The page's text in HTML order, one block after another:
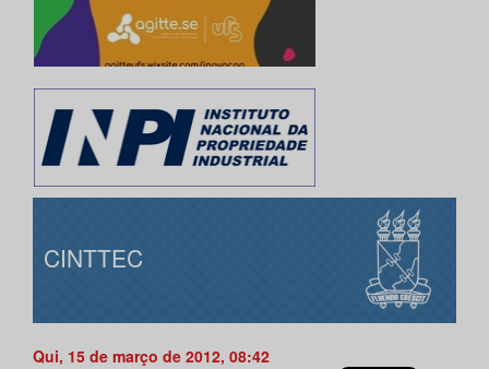
CINTTEC
Qui, 15 de março de 2012, 08:42